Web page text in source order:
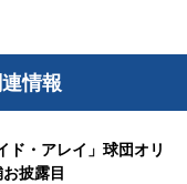
情報
ド・アレイ」球団オリ
披露目